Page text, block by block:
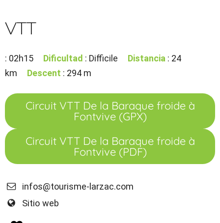
VTT
: 02h15 Dificultad : Difficile Distancia : 24
km
Descent : 294 m
Circuit VTT De la Baraque froide à
Fontvive (GPX)
Circuit VTT De la Baraque froide à
Fontvive (PDF)
infos@tourisme-larzac.com
Sitio web